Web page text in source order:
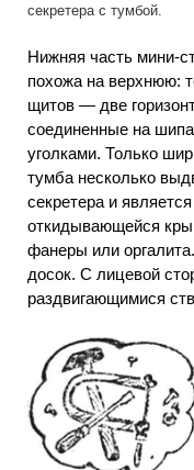
секретера с тумбой.
Нижняя часть мини-
похожа на верхнюю:
щитов — две
соединенные на
уголками. Только
тумба несколько
секретера и
откидывающейся
фанеры или
досок. С лицевой
раздвигающимися